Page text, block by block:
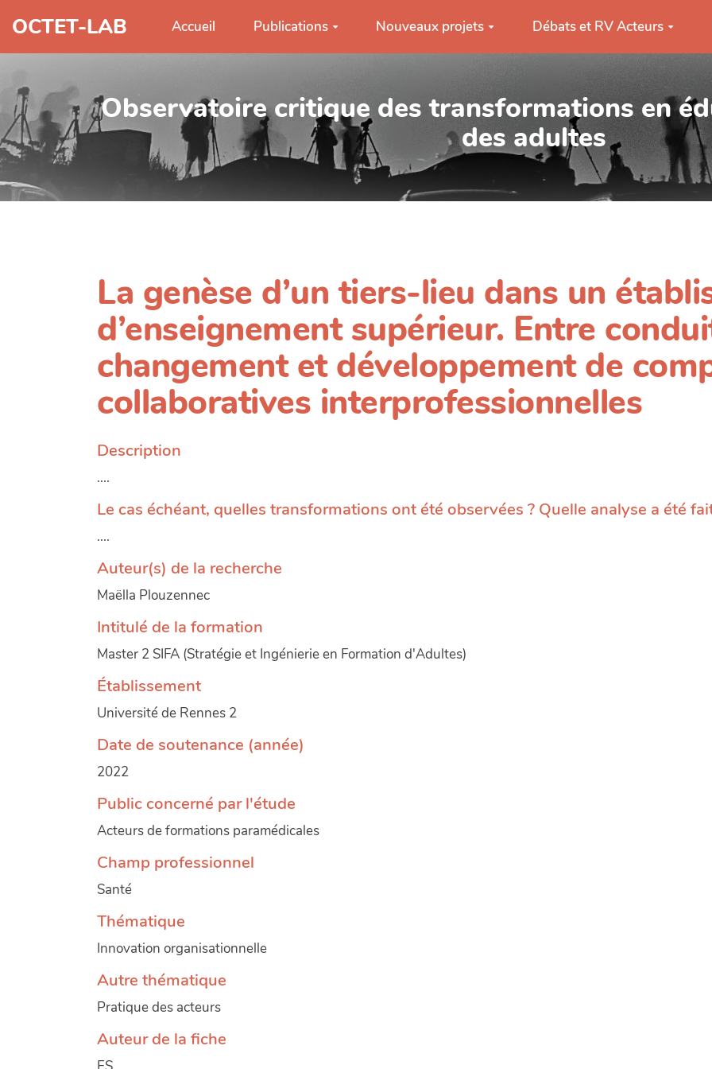
Aller au contenu principal
OCTET-LAB Accueil Publications Nouveaux projets Débats et RV Acteurs
Observatoire critique des transformations en
des adultes
La genèse d’un tiers-lieu dans un
d’enseignement supérieur. Entre
changement et développement de
collaboratives interprofessionnelles
Description
....
Le cas échéant, quelles transformations ont été observées ? Quelle analyse a été
....
Auteur(s) de la recherche
Maëlla Plouzennec
Intitulé de la formation
Master 2 SIFA (Stratégie et Ingénierie en Formation d'Adultes)
Établissement
Université de Rennes 2
Date de soutenance (année)
2022
Public concerné par l'étude
Acteurs de formations paramédicales
Champ professionnel
Santé
Thématique
Innovation organisationnelle
Autre thématique
Pratique des acteurs
Auteur de la fiche